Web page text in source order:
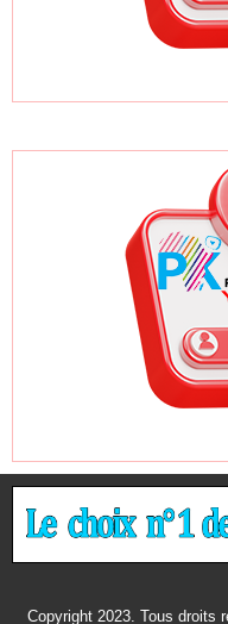
Copyright 2023. Tous droits